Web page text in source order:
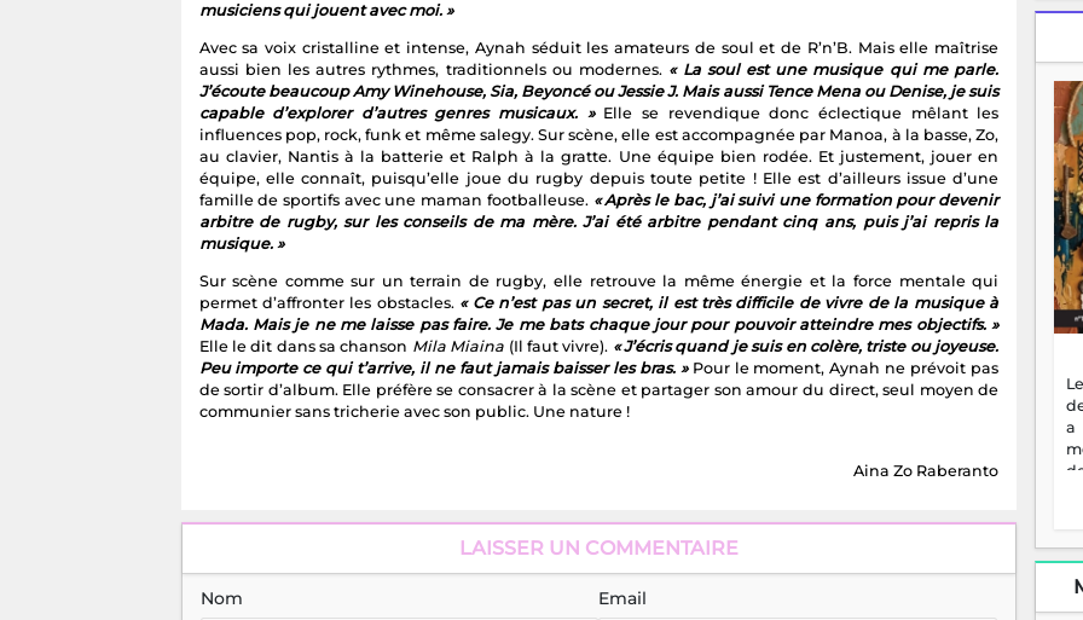
musiciens qui jouent avec moi. »
Avec sa voix cristalline et intense, Aynah séduit les amateurs de soul et de R’n’B. Mais elle maîtrise
aussi bien les autres rythmes, traditionnels ou modernes. « La soul est une musique qui me parle.
J’écoute beaucoup Amy Winehouse, Sia, Beyoncé ou Jessie J. Mais aussi Tence Mena ou Denise, je suis
capable d’explorer d’autres genres musicaux. »Elle se revendique donc éclectique mêlant les
influences pop, rock, funk et même salegy. Sur scène, elle est accompagnée par Manoa, à la basse, Zo,
au clavier, Nantis à la batterie et Ralph à la gratte. Une équipe bien rodée. Et justement, jouer en
équipe, elle connaît, puisqu’elle joue du rugby depuis toute petite ! Elle est d’ailleurs issue d’une
famille de sportifs avec une maman footballeuse. « Après le bac, j’ai suivi une formation pour devenir
arbitre de rugby, sur les conseils de ma mère. J’ai été arbitre pendant cinq ans, puis j’ai repris la
musique. »
Sur scène comme sur un terrain de rugby, elle retrouve la même énergie et la force mentale qui
permet d’affronter les obstacles. « Ce n’est pas un secret, il est très difficile de vivre de la musique à
Mada. Mais je ne me laisse pas faire. Je me bats chaque jour pour pouvoir atteindre mes objectifs. »
Elle le dit dans sa chanson Mila Miaina (Il faut vivre). « J’écris quand je suis en colère, triste ou joyeuse.
Peu importe ce qui t’arrive, il ne faut jamais baisser les bras. »Pour le moment, Aynah ne prévoit pas
de sortir d’album. Elle préfère se consacrer à la scène et partager son amour du direct, seul moyen de
communier sans tricherie avec son public. Une nature !
Aina Zo Raberanto
LAISSER UN COMMENTAIRE
Nom Email
a